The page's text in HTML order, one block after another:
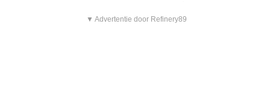
▼ Advertentie door Refinery89